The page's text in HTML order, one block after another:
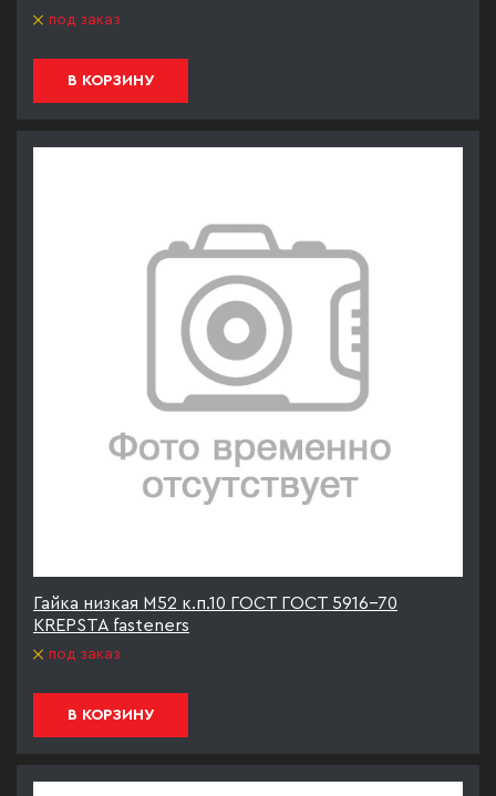
под заказ
В КОРЗИНУ
Гайка низкая М52 к.п.10 ГОСТ ГОСТ 5916-70
KREPSTA fasteners
под заказ
В КОРЗИНУ